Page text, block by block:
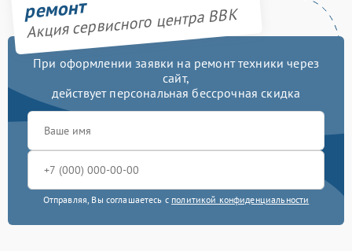
ремонт
Акция сервисного центра BBK
При оформлении заявки на ремонт техники через
сайт,
действует персональная бессрочная скидка
Отправляя, Вы соглашаетесь с политикой конфиденциальности